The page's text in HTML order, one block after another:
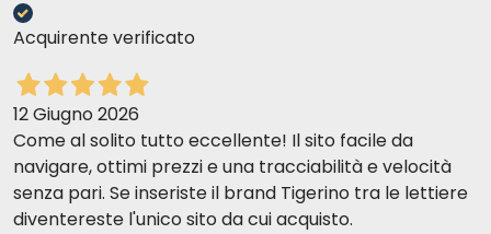
Acquirente verificato
12 Giugno 2026
Come al solito tutto eccellente! Il sito facile da
navigare, ottimi prezzi e una tracciabilità e velocità
senza pari. Se inseriste il brand Tigerino tra le lettiere
diventereste l'unico sito da cui acquisto.